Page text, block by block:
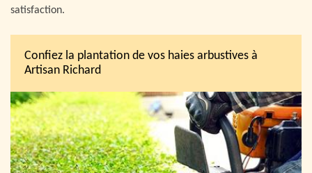
satisfaction.
Confiez la plantation de vos haies arbustives à
Artisan Richard